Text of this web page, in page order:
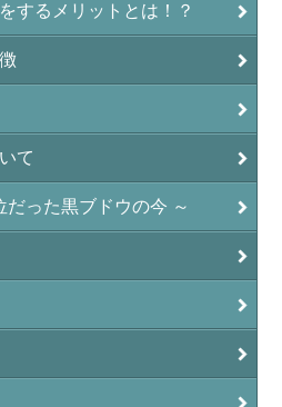
するメリットとは！？
て
った黒ブドウの今 ～